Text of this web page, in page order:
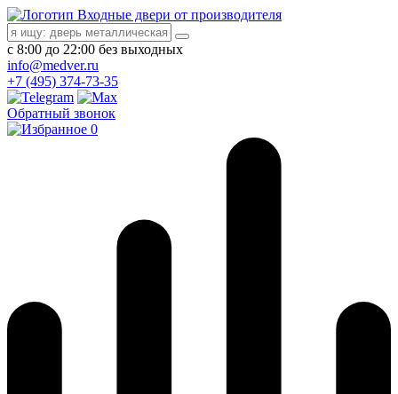
Входные двери от производителя
с 8:00 до 22:00 без выходных
info@medver.ru
+7 (495) 374-73-35
Обратный звонок
0